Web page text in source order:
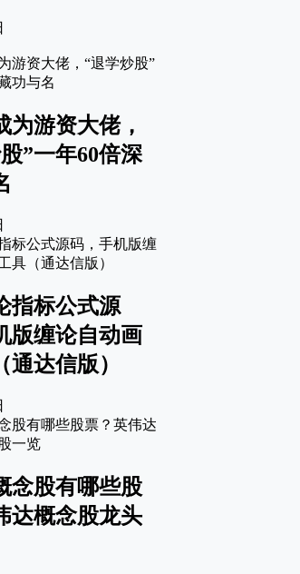
为游资大佬，
”一年60倍深
指标公式源
版缠论自动画
通达信版）
念股有哪些股
达概念股龙头